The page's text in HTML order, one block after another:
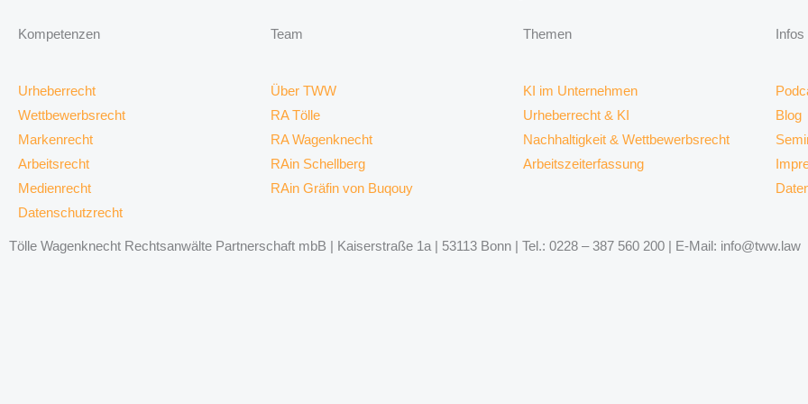
Kompetenzen
Urheberrecht
Wettbewerbsrecht
Markenrecht
Arbeitsrecht
Medienrecht
Datenschutzrecht
Team
Über TWW
RA Tölle
RA Wagenknecht
RAin Schellberg
RAin Gräfin von Buqouy
Themen
KI im Unternehmen
Urheberrecht & KI
Nachhaltigkeit & Wettbewerbsrecht
Arbeitszeiterfassung
Infos
Blog
Tölle Wagenknecht Rechtsanwälte Partnerschaft mbB | Kaiserstraße 1a | 53113 Bonn | Tel.: 0228 – 387 560 200 | E-Mail: info@tww.law